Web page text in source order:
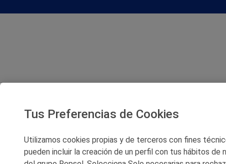
Tus Preferencias de Cookies
Utilizamos cookies propias y de terceros con fines
pueden incluir la creación de un perfil con tus hábitos